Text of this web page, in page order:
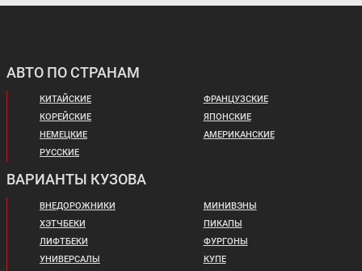
АВТО ПО СТРАНАМ
КИТАЙСКИЕ
КОРЕЙСКИЕ
НЕМЕЦКИЕ
РУССКИЕ
ФРАНЦУЗСКИЕ
ЯПОНСКИЕ
АМЕРИКАНСКИЕ
ВАРИАНТЫ КУЗОВА
ВНЕДОРОЖНИКИ
ХЭТЧБЕКИ
ЛИФТБЕКИ
УНИВЕРСАЛЫ
МИНИВЭНЫ
ПИКАПЫ
ФУРГОНЫ
КУПЕ